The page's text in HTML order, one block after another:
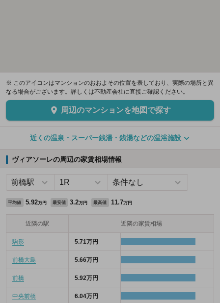
※ このアイコンはマンションのおおよその位置を表しており、実際の場所と異
なる場合がございます。詳しくは不動産会社に直接ご確認ください。
周辺のマンションを地図で探す
近くの温泉・スーパー銭湯・銭湯などの温浴施設
ヴィアソーレの周辺の家賃相場情報
平均値 5.92万円 最安値 3.2万円 最高値 11.7万円
近隣の駅 近隣の家賃相場
駒形 5.71万円
前橋大島 5.66万円
前橋 5.92万円
中央前橋 6.04万円